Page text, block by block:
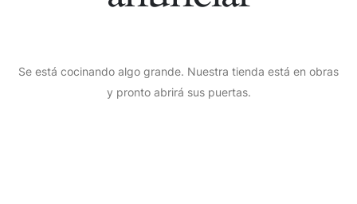
Se está cocinando algo grande. Nuestra tienda está en obras
y pronto abrirá sus puertas.